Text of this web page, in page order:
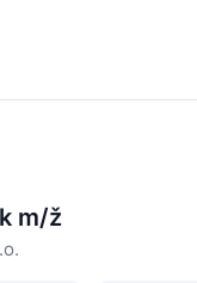
m/ž